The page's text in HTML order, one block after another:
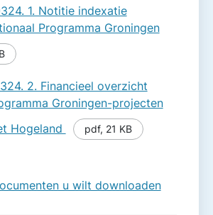
1. Notitie indexatie
Programma Groningen
2. Financieel overzicht
Groningen-projecten
Hogeland
pdf, 21 KB
u wilt downloaden